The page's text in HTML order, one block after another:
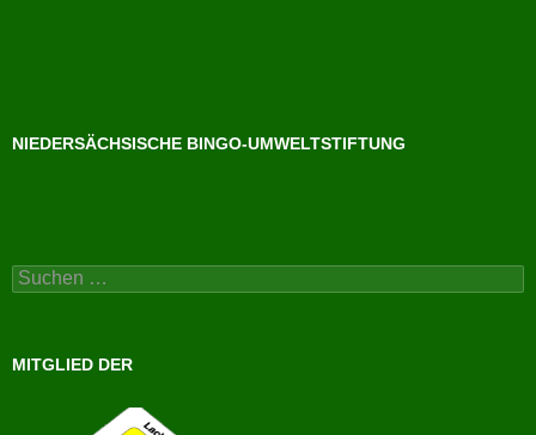
NIEDERSÄCHSISCHE BINGO-UMWELTSTIFTUNG
Suchen
nach:
MITGLIED DER